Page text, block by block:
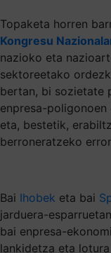
Topaketa horren
Kongresu
nazioko eta
sektoreetako
bertan, bi sozietate
enpresa-
eta, bestetik,
berroneratzeko
Bai Ihobek eta bai
jarduera-
bai enpresa-
lankidetza eta